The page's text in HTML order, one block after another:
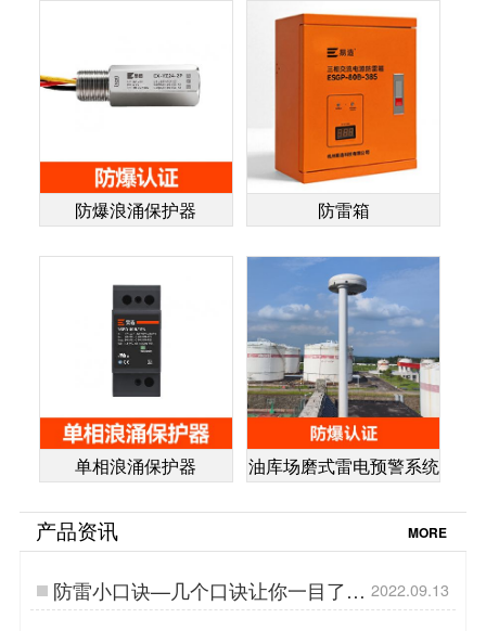
防爆浪涌保护器 防雷箱
单相浪涌保护器 油库场磨式雷电预警系统
产品资讯 MORE
防雷小口诀—几个口诀让你一目了
然,牢记心中【杭州易造】…
2022.09.13